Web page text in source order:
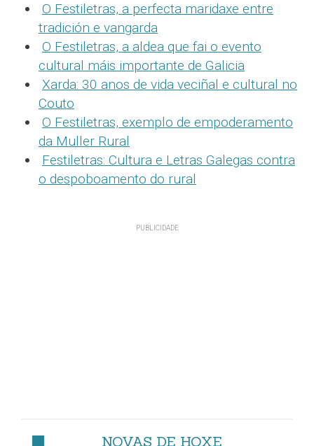
O Festiletras, a perfecta maridaxe entre
tradición e vangarda
O Festiletras, a aldea que fai o evento
cultural máis importante de Galicia
Xarda: 30 anos de vida veciñal e cultural no
Couto
O Festiletras, exemplo de empoderamento
da Muller Rural
Festiletras: Cultura e Letras Galegas contra
o despoboamento do rural
NOVAS DE HOXE